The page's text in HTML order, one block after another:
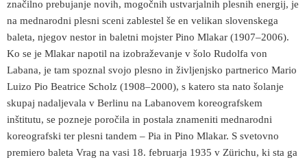
značilno prebujanje novih, mogočnih ustvarjalnih plesnih energij, je
na mednarodni plesni sceni zablestel še en velikan slovenskega
baleta, njegov nestor in baletni mojster Pino Mlakar (1907–2006).
Ko se je Mlakar napotil na izobraževanje v šolo Rudolfa von
Labana, je tam spoznal svojo plesno in življenjsko partnerico Mario
Luizo Pio Beatrice Scholz (1908–2000), s katero sta nato šolanje
skupaj nadaljevala v Berlinu na Labanovem koreografskem
inštitutu, se pozneje poročila in postala znameniti mednarodni
koreografski ter plesni tandem – Pia in Pino Mlakar. S svetovno
premiero baleta Vrag na vasi 18. februarja 1935 v Zürichu, ki sta ga